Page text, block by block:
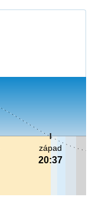
západ
20:37